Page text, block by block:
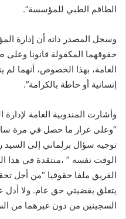
الطاقم الطبي للمؤسسة”.
وسجل المصدر ذاته أن إدارة
حقوقهما المكفولة قانونا وعلى
العامة، بهذا الخصوص، أنهما لم
إنسانية أو حاطة بالكرامة”.
وأشارت المندوبية العامة
“وعلى غرار ما حصل في مرة
توجيه سؤال برلماني إلى
الوقت نفسه ” ،منتقدة في هذا
الفريق ملفا حقوقيا “من أجل
يتعلق بقضيتي حق عام. ولا
السجينين من دون غيرهما من